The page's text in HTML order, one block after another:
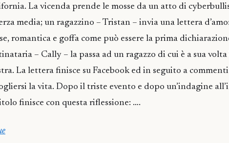
La vicenda prende le mosse da un atto di
media; un ragazzino – Tristan – invia una lettera
romantica e goffa come può essere la prima
– Cally – la passa ad un ragazzo di cui è a sua
La lettera finisce su Facebook ed in seguito a
la vita. Dopo il triste evento e dopo un’indagine
finisce con questa riflessione: ….